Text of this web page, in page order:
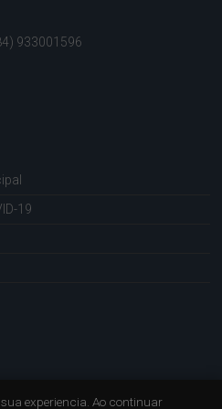
933001596
19
experiencia. Ao continuar